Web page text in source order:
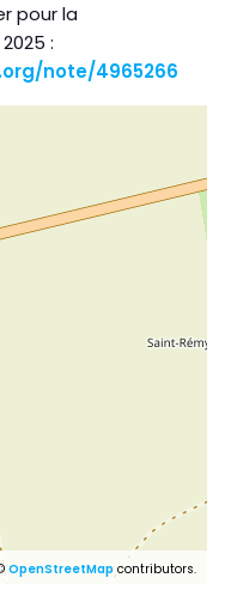
pour la
:
note/4965266
OpenStreetMap contributors.